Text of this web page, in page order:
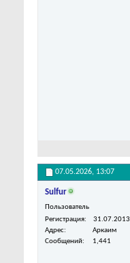
07.05.2026, 13:07
Sulfur
Пользователь
Регистрация
31.07.2013
Адрес
Аркаим
Сообщений
1,441